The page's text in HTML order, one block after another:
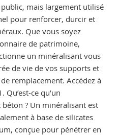
mais largement utilisé
pour renforcer, durcir et
Que vous soyez
de patrimoine,
un minéralisant vous
de vie de vos supports et
remplacement. Accédez à
ce qu’un
? Un minéralisant est
à base de silicates
conçue pour pénétrer en